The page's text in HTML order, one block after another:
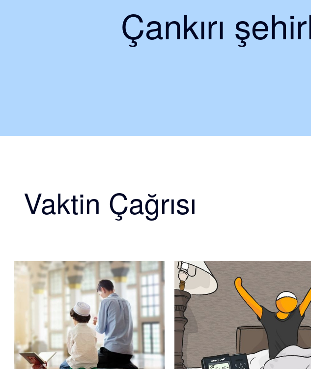
Çankırı
Vaktin Çağrısı